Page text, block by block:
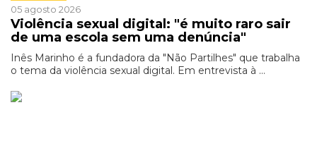
05 agosto 2026
Violência sexual digital: "é muito raro sair
de uma escola sem uma denúncia"
Inês Marinho é a fundadora da "Não Partilhes" que trabalha
o tema da violência sexual digital. Em entrevista à ...